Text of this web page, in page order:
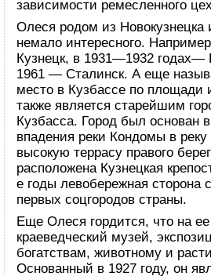
зависимости ремесленного
Олеся родом из Новокузнецка
немало интересного.
Кузнецк, в 1931—1932
1961 — Сталинск. А еще
место в Кузбассе по площади
также является старейшим
Кузбасса. Город был основан
впадения реки Кондомы в
высокую террасу правого
расположена Кузнецкая
е годы левобережная сторона
первых соцгородов страны.
Еще Олеся гордится, что на
краеведческий музей,
богатствам, животному и
Основанный в 1927 году, он